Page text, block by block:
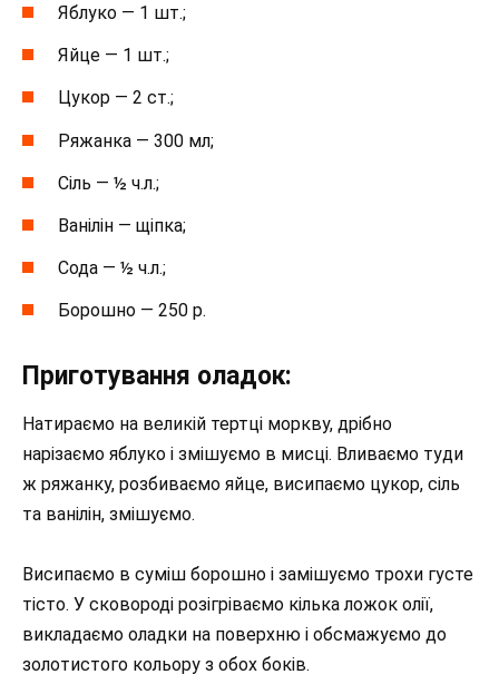
Яблуко — 1 шт.;
Яйце — 1 шт.;
Цукор — 2 ст.;
Ряжанка — 300 мл;
Сіль — ½ ч.л.;
Ванілін — щіпка;
Сода — ½ ч.л.;
Борошно — 250 р.
Приготування оладок:
Натираємо на великій тертці моркву, дрібно
нарізаємо яблуко і змішуємо в мисці. Вливаємо туди
ж ряжанку, розбиваємо яйце, висипаємо цукор, сіль
та ванілін, змішуємо.
Висипаємо в суміш борошно і замішуємо трохи густе
тісто. У сковороді розігріваємо кілька ложок олії,
викладаємо оладки на поверхню і обсмажуємо до
золотистого кольору з обох боків.